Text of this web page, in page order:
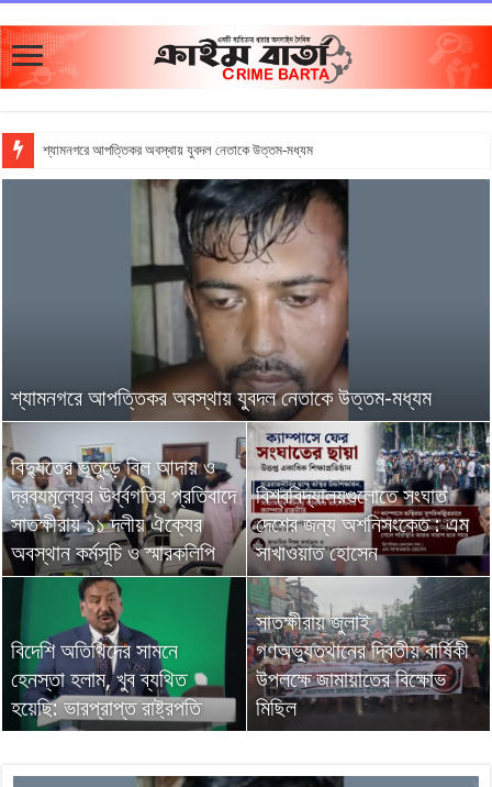
শ্যামনগরে আপত্তিকর অবস্থায় যুবদল নেতাকে উত্তম-মধ্যম
শ্যামনগরে আপত্তিকর অবস্থায় যুবদল নেতাকে উত্তম-মধ্যম
বিদ্যুতের ভূতুড়ে বিল আদায় ও
দ্রব্যমূল্যের ঊর্ধ্বগতির প্রতিবাদে
সাতক্ষীরায় ১১ দলীয় ঐক্যের
অবস্থান কর্মসূচি ও স্মারকলিপি
বিশ্ববিদ্যালয়গুলোতে সংঘাত
দেশের জন্য অশনিসংকেত : এম
সাখাওয়াত হোসেন
বিদেশি অতিথিদের সামনে
হেনস্তা হলাম, খুব ব্যথিত
হয়েছি: ভারপ্রাপ্ত রাষ্ট্রপতি
সাতক্ষীরায় জুলাই
গণঅভ্যুত্থানের দ্বিতীয় বার্ষিকী
উপলক্ষে জামায়াতের বিক্ষোভ
মিছিল